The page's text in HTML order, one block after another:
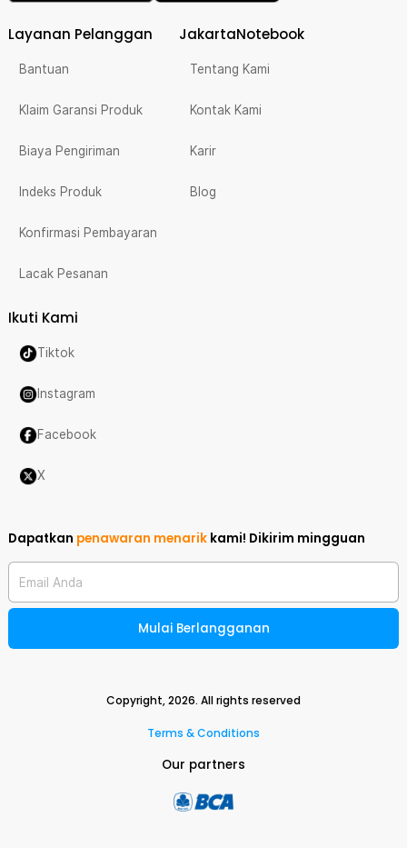
Layanan Pelanggan
Bantuan
Klaim Garansi Produk
Biaya Pengiriman
Indeks Produk
Konfirmasi Pembayaran
Lacak Pesanan
JakartaNotebook
Tentang Kami
Kontak Kami
Karir
Blog
Ikuti Kami
Tiktok
Instagram
Facebook
X
Dapatkan penawaran menarik kami! Dikirim mingguan
Email Anda
Mulai Berlangganan
Copyright,2026. All rights reserved
Terms & Conditions
Our partners